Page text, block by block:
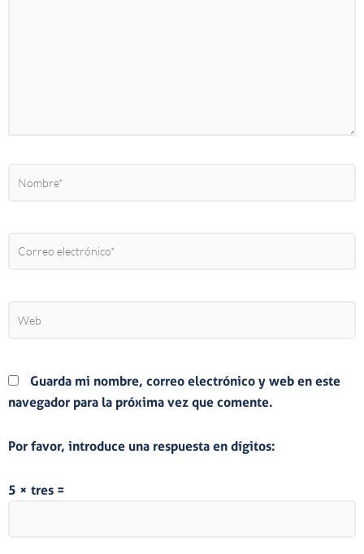
Guarda mi nombre, correo electrónico y web en este
navegador para la próxima vez que comente.
Por favor, introduce una respuesta en dígitos:
5 × tres =